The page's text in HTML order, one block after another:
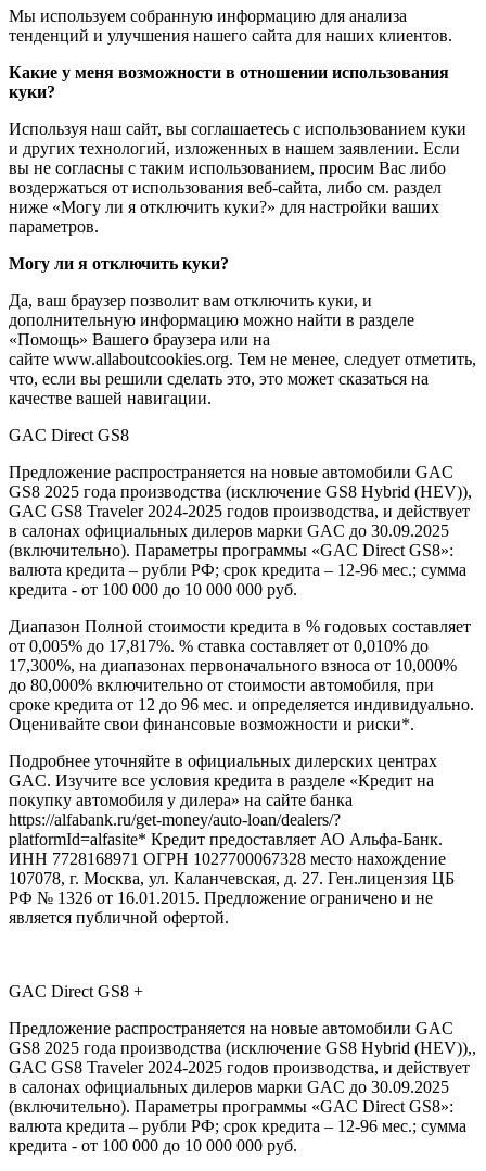
Мы используем собранную информацию для анализа
тенденций и улучшения нашего сайта для наших клиентов.
Какие у меня возможности в отношении использования
куки?
Используя наш сайт, вы соглашаетесь с использованием куки
и других технологий, изложенных в нашем заявлении. Если
вы не согласны с таким использованием, просим Вас либо
воздержаться от использования веб-сайта, либо см. раздел
ниже «Могу ли я отключить куки?» для настройки ваших
параметров.
Могу ли я отключить куки?
Да, ваш браузер позволит вам отключить куки, и
дополнительную информацию можно найти в разделе
«Помощь» Вашего браузера или на
сайте www.allaboutcookies.org. Тем не менее, следует отметить,
что, если вы решили сделать это, это может сказаться на
качестве вашей навигации.
GAC Direct GS8
Предложение распространяется на новые автомобили GAC
GS8 2025 года производства (исключение GS8 Hybrid (HEV)),
GAC GS8 Traveler 2024-2025 годов производства, и действует
в салонах официальных дилеров марки GAC до 30.09.2025
(включительно). Параметры программы «GAC Direct GS8»:
валюта кредита – рубли РФ; срок кредита – 12-96 мес.; сумма
кредита - от 100 000 до 10 000 000 руб.
Диапазон Полной стоимости кредита в % годовых составляет
от 0,005% до 17,817%. % ставка составляет от 0,010% до
17,300%, на диапазонах первоначального взноса от 10,000%
до 80,000% включительно от стоимости автомобиля, при
сроке кредита от 12 до 96 мес. и определяется индивидуально.
Оценивайте свои финансовые возможности и риски*.
Подробнее уточняйте в официальных дилерских центрах
GAC. Изучите все условия кредита в разделе «Кредит на
покупку автомобиля у дилера» на сайте банка
https://alfabank.ru/get-money/auto-loan/dealers/?
platformId=alfasite* Кредит предоставляет АО Альфа-Банк.
ИНН 7728168971 ОГРН 1027700067328 место нахождение
107078, г. Москва, ул. Каланчевская, д. 27. Ген.лицензия ЦБ
РФ № 1326 от 16.01.2015. Предложение ограничено и не
является публичной офертой.
GAC Direct GS8 +
Предложение распространяется на новые автомобили GAC
GS8 2025 года производства (исключение GS8 Hybrid (HEV)),,
GAC GS8 Traveler 2024-2025 годов производства, и действует
в салонах официальных дилеров марки GAC до 30.09.2025
(включительно). Параметры программы «GAC Direct GS8»:
валюта кредита – рубли РФ; срок кредита – 12-96 мес.; сумма
кредита - от 100 000 до 10 000 000 руб.